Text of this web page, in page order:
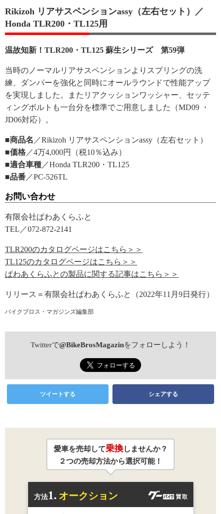
Rikizoh リアサスペンションassy（左右セット）／
Honda TLR200・TL125用
温故知新！TLR200・TL125 蘇生シリーズ 第59弾
当時のノーマルリアサスペンションよりスプリングの洗
練、ダンパーを強化と同時にオールラウンドで性能アップ
を実現しました。またリアクッションワッシャー、セッテ
ィングボルトも一台分を標準でご用意しました（MD09 ・
JD06対応）。
■商品名 ／Rikizoh リアサスペンションassy（左右セット）
■価格 ／4万4,000円（税10％込み）
■適合車種 ／Honda TLR200・TL125
■品番 ／PC-526TL
お問い合わせ
有限会社ぱわあくらふと
TEL／072-872-2141
TLR200のカタログページはこちら＞＞
TL125のカタログページはこちら＞＞
ぱわあくらふとの製品に関する記事はこちら＞＞
リリース＝有限会社ぱわあくらふと（2022年11月9日発行）
バイクブロス・マガジンズ編集部
Twitterで@BikeBrosMagazinをフォローしよう！
ツイートする シェアする
愛車を売却して乗換しませんか？
２つの売却方法から選択可能！
方法1. オークション